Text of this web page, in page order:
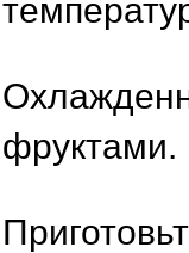
фруктами.